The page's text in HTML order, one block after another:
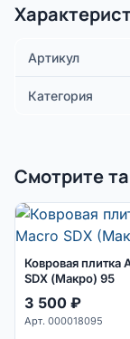
Артикул
Категория
Смотрите
Ковровая плитка
SDX (Макро) 95
3 500 ₽
Арт. 000018095